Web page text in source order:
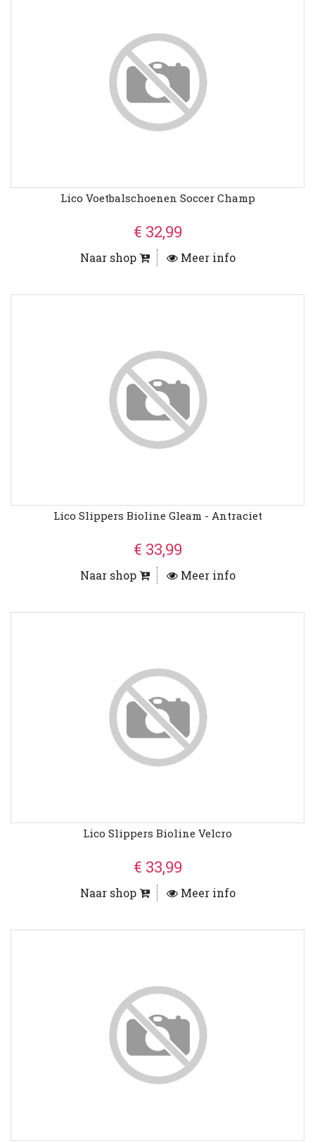
Lico Voetbalschoenen Soccer Champ
€ 32,99
Naar shop Meer info
Lico Slippers Bioline Gleam - Antraciet
€ 33,99
Naar shop Meer info
Lico Slippers Bioline Velcro
€ 33,99
Naar shop Meer info